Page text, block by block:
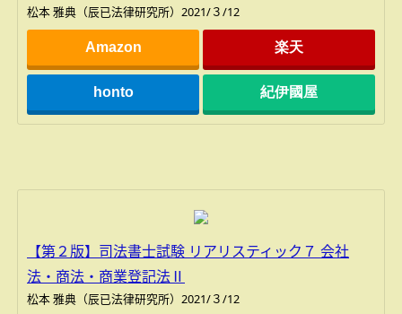
松本 雅典（辰已法律研究所）2021/３/12
Amazon 楽天
honto 紀伊國屋
【第２版】司法書士試験 リアリスティック７ 会社
法・商法・商業登記法Ⅱ
松本 雅典（辰已法律研究所）2021/３/12